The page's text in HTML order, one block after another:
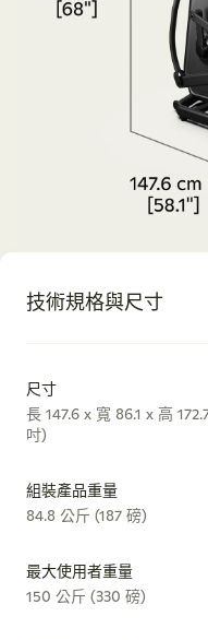
技術規格與尺寸
尺寸
長 147.6 x 寬 86.1 x 高
吋)
組裝產品重量
84.8 公斤 (187 磅)
最大使用者重量
150 公斤 (330 磅)